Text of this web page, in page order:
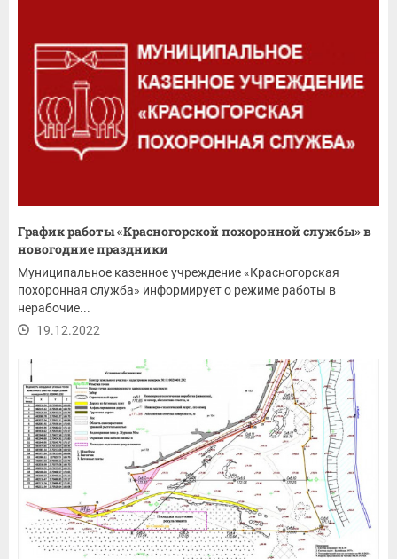
График работы «Красногорской похоронной службы» в
новогодние праздники
Муниципальное казенное учреждение «Красногорская
похоронная служба» информирует о режиме работы в
нерабочие...
19.12.2022